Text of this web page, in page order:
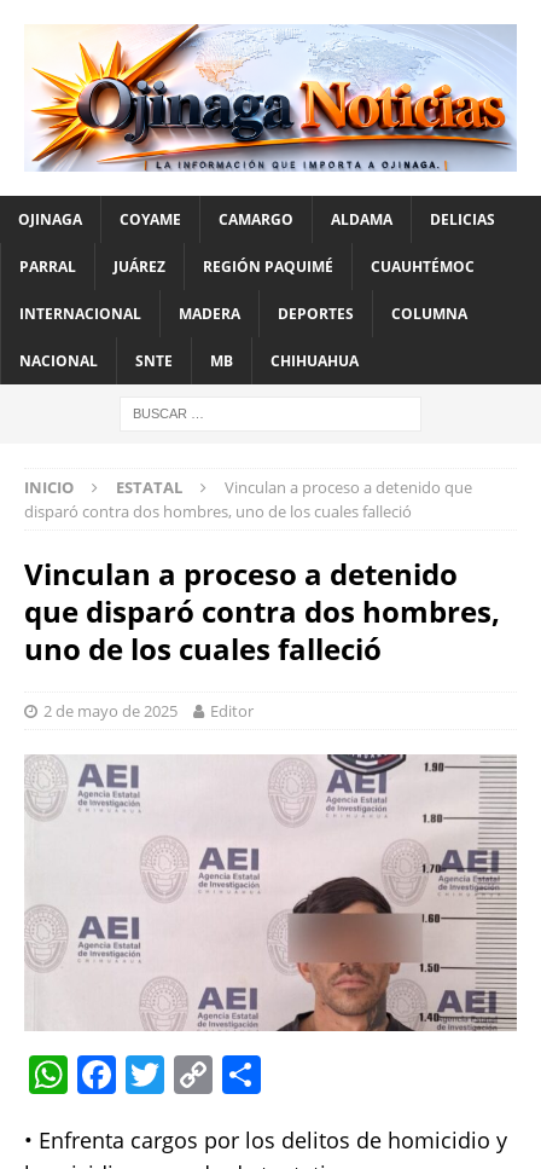
OJINAGA COYAME CAMARGO ALDAMA DELICIAS
PARRAL JUÁREZ REGIÓN PAQUIMÉ CUAUHTÉMOC
INTERNACIONAL MADERA DEPORTES COLUMNA
NACIONAL SNTE MB CHIHUAHUA
INICIO ESTATAL
Vinculan a proceso a detenido que
disparó contra dos hombres, uno de los cuales falleció
Vinculan a proceso a detenido
que disparó contra dos hombres,
uno de los cuales falleció
2 de mayo de 2025 Editor
W
at
F
c
T
it
C
p a
• Enfrenta cargos por los delitos de homicidio y